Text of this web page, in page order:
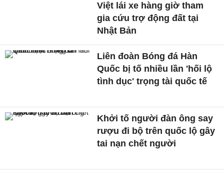
Việt lái xe hàng giờ tham
gia cứu trợ động đất tại
Nhật Bản
Liên đoàn Bóng đá Hàn
Quốc bị tố nhiều lần 'hối lộ
tình dục' trọng tài quốc tế
Khởi tố người đàn ông say
rượu đi bộ trên quốc lộ gây
tai nạn chết người